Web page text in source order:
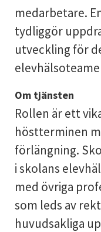
medarbetare.
tydliggör
utveckling för
Om tjänsten
Rollen är ett
höstterminen
förlängning.
i skolans
med övriga
som leds av
huvudsakliga